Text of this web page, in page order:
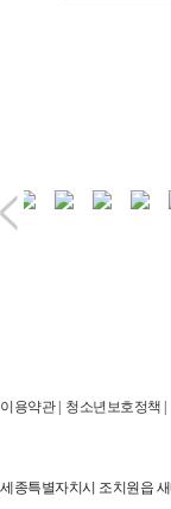
이용약관| 청소년보호정책 |
세종특별자치시 조치원읍 새